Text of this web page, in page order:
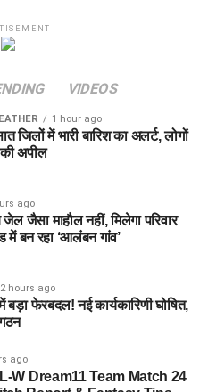
VIDEOS
1 hour ago
जिलों में भारी बारिश का अलर्ट, लोगों
अपील
ago
जैसा माहौल नहीं, मिलेगा परिवार
में बन रहा ‘आलंबन गांव’
2 hours ago
बड़ा फेरबदल! नई कार्यकारिणी घोषित,
ago
W Dream11 Team Match 24